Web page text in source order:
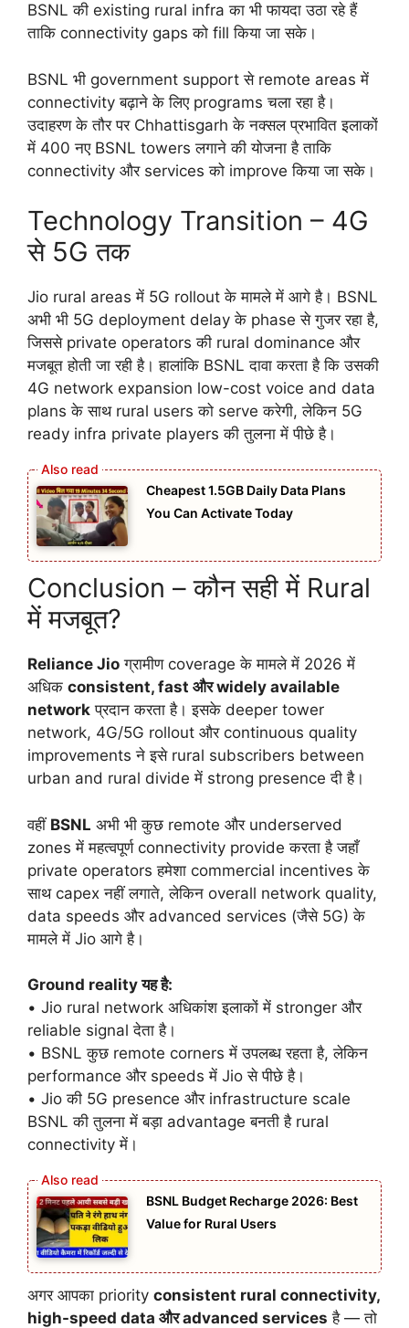
BSNL की existing rural infra का भी फायदा उठा रहे हैं
ताकि connectivity gaps को fill किया जा सके।
BSNL भी government support से remote areas में
connectivity बढ़ाने के लिए programs चला रहा है।
उदाहरण के तौर पर Chhattisgarh के नक्सल प्रभावित इलाकों
में 400 नए BSNL towers लगाने की योजना है ताकि
connectivity और services को improve किया जा सके।
Technology Transition – 4G
से 5G तक
Jio rural areas में 5G rollout के मामले में आगे है। BSNL
अभी भी 5G deployment delay के phase से गुजर रहा है,
जिससे private operators की rural dominance और
मजबूत होती जा रही है। हालांकि BSNL दावा करता है कि उसकी
4G network expansion low-cost voice and data
plans के साथ rural users को serve करेगी, लेकिन 5G
ready infra private players की तुलना में पीछे है।
Cheapest 1.5GB Daily Data Plans
You Can Activate Today
Conclusion – कौन सही में Rural
में मजबूत?
Reliance Jio ग्रामीण coverage के मामले में 2026 में
अधिक consistent, fast और widely available
network प्रदान करता है। इसके deeper tower
network, 4G/5G rollout और continuous quality
improvements ने इसे rural subscribers between
urban and rural divide में strong presence दी है।
वहीं BSNL अभी भी कुछ remote और underserved
zones में महत्वपूर्ण connectivity provide करता है जहाँ
private operators हमेशा commercial incentives के
साथ capex नहीं लगाते, लेकिन overall network quality,
data speeds और advanced services (जैसे 5G) के
मामले में Jio आगे है।
Ground reality यह है:
• Jio rural network अधिकांश इलाकों में stronger और
reliable signal देता है।
• BSNL कुछ remote corners में उपलब्ध रहता है, लेकिन
performance और speeds में Jio से पीछे है।
• Jio की 5G presence और infrastructure scale
BSNL की तुलना में बड़ा advantage बनती है rural
connectivity में।
BSNL Budget Recharge 2026: Best
Value for Rural Users
अगर आपका priority consistent rural connectivity,
high-speed data और advanced services है — तो